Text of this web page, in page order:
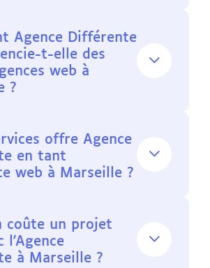
Agence Différente
t-elle des
web à
?
offre Agence
en tant
web à Marseille ?
coûte un projet
l'Agence
à Marseille ?